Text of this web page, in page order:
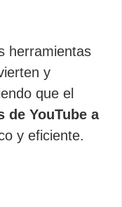
herramientas
y
que el
de YouTube a
y eficiente.